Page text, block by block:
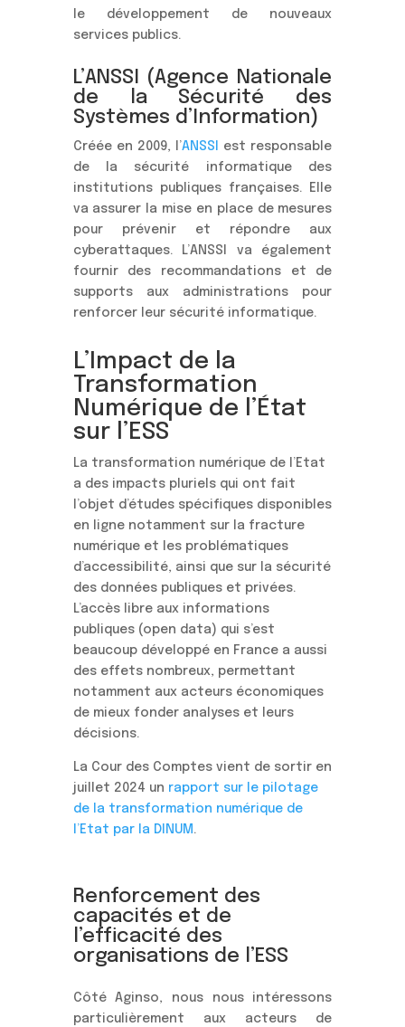
le développement de nouveaux
services publics.
L’ANSSI (Agence Nationale
de la Sécurité des
Systèmes d’Information)
Créée en 2009, l’ANSSI
est responsable
de la sécurité informatique des
institutions publiques françaises. Elle
va assurer la mise en place de mesures
pour prévenir et répondre aux
cyberattaques. L’ANSSI va également
fournir des recommandations et de
supports aux administrations pour
renforcer leur sécurité informatique.
L’Impact de la
Transformation
Numérique de l’État
sur l’ESS
La transformation numérique de l’Etat
a des impacts pluriels qui ont fait
l’objet d’études spécifiques disponibles
en ligne notamment sur la fracture
numérique et les problématiques
d’accessibilité, ainsi que sur la sécurité
des données publiques et privées.
L’accès libre aux informations
publiques (open data) qui s’est
beaucoup développé en France a aussi
des effets nombreux, permettant
notamment aux acteurs économiques
de mieux fonder analyses et leurs
décisions.
La Cour des Comptes vient de sortir en
juillet 2024 un rapport sur le pilotage
de la transformation numérique de
l’Etat par la DINUM .
Renforcement des
capacités et de
l’efficacité des
organisations de l’ESS
Côté Aginso, nous nous intéressons
particulièrement aux acteurs de